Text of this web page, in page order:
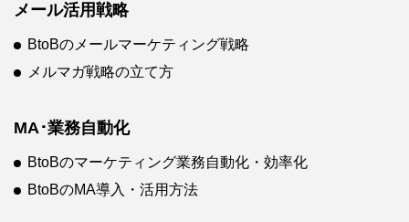
メール活用戦略
BtoBのメールマーケティング戦略
メルマガ戦略の立て方
MA･業務自動化
BtoBのマーケティング業務自動化・効率化
BtoBのMA導入・活用方法